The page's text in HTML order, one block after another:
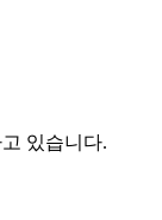
있습니다.